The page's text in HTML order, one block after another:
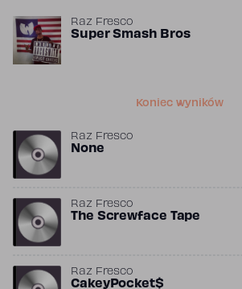
Raz Fresco
Super Smash Bros
Koniec wyników
Raz Fresco
None
Raz Fresco
The Screwface Tape
Raz Fresco
CakeyPocket$